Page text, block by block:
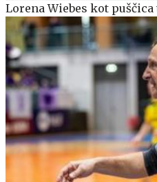
Lorena Wiebes kot